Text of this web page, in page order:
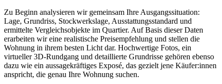
Zu Beginn analysieren wir gemeinsam Ihre Ausgangssituation:
Lage, Grundriss, Stockwerkslage, Ausstattungsstandard und
ermittelte Vergleichsobjekte im Quartier. Auf Basis dieser Daten
erarbeiten wir eine realistische Preisempfehlung und stellen die
Wohnung in ihrem besten Licht dar. Hochwertige Fotos, ein
virtueller 3D-Rundgang und detaillierte Grundrisse gehören ebenso
dazu wie ein aussagekräftiges Exposé, das gezielt jene Käufer:innen
anspricht, die genau Ihre Wohnung suchen.